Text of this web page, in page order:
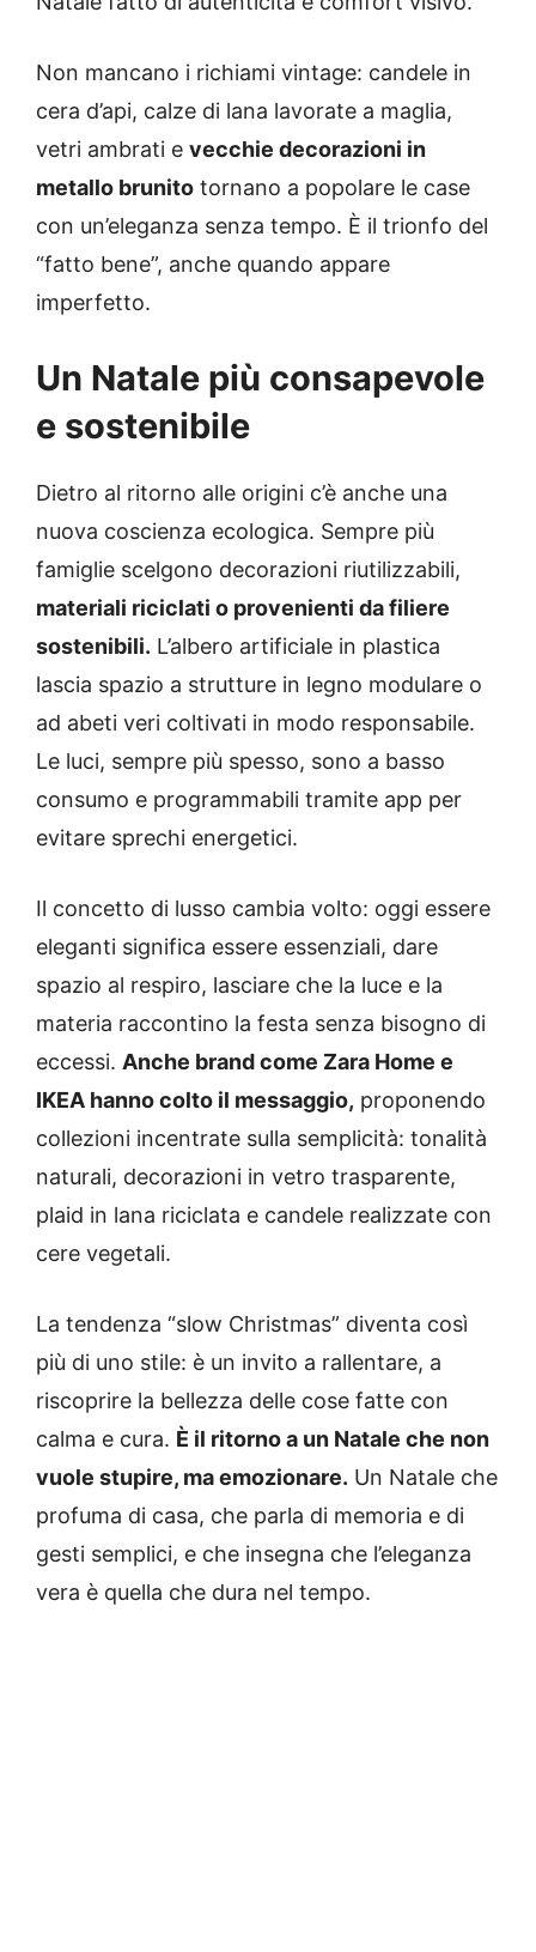
Non mancano i richiami vintage: candele in
cera d’api, calze di lana lavorate a maglia,
vetri ambrati e vecchie decorazioni in
metallo brunito tornano a popolare le case
con un’eleganza senza tempo. È il trionfo del
“fatto bene”, anche quando appare
imperfetto.
Un Natale più consapevole
e sostenibile
Dietro al ritorno alle origini c’è anche una
nuova coscienza ecologica. Sempre più
famiglie scelgono decorazioni riutilizzabili,
materiali riciclati o provenienti da filiere
sostenibili. L’albero artificiale in plastica
lascia spazio a strutture in legno modulare o
ad abeti veri coltivati in modo responsabile.
Le luci, sempre più spesso, sono a basso
consumo e programmabili tramite app per
evitare sprechi energetici.
Il concetto di lusso cambia volto: oggi essere
eleganti significa essere essenziali, dare
spazio al respiro, lasciare che la luce e la
materia raccontino la festa senza bisogno di
eccessi. Anche brand come Zara Home e
IKEA hanno colto il messaggio, proponendo
collezioni incentrate sulla semplicità: tonalità
naturali, decorazioni in vetro trasparente,
plaid in lana riciclata e candele realizzate con
cere vegetali.
La tendenza “slow Christmas” diventa così
più di uno stile: è un invito a rallentare, a
riscoprire la bellezza delle cose fatte con
calma e cura. È il ritorno a un Natale che non
vuole stupire, ma emozionare. Un Natale che
profuma di casa, che parla di memoria e di
gesti semplici, e che insegna che l’eleganza
vera è quella che dura nel tempo.